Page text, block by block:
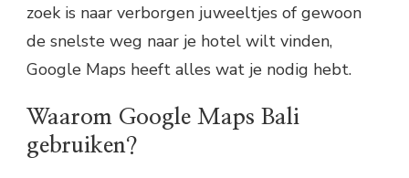
zoek is naar verborgen juweeltjes of gewoon
de snelste weg naar je hotel wilt vinden,
Google Maps heeft alles wat je nodig hebt.
Waarom Google Maps Bali
gebruiken?